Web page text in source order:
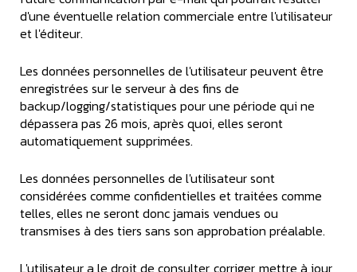
d'une éventuelle relation commerciale entre l'utilisateur
et l'éditeur.
Les données personnelles de l'utilisateur peuvent être
enregistrées sur le serveur à des fins de
backup/logging/statistiques pour une période qui ne
dépassera pas 26 mois, après quoi, elles seront
automatiquement supprimées.
Les données personnelles de l'utilisateur sont
considérées comme confidentielles et traitées comme
telles, elles ne seront donc jamais vendues ou
transmises à des tiers sans son approbation préalable.
L'utilisateur a le droit de consulter, corriger, mettre à jour